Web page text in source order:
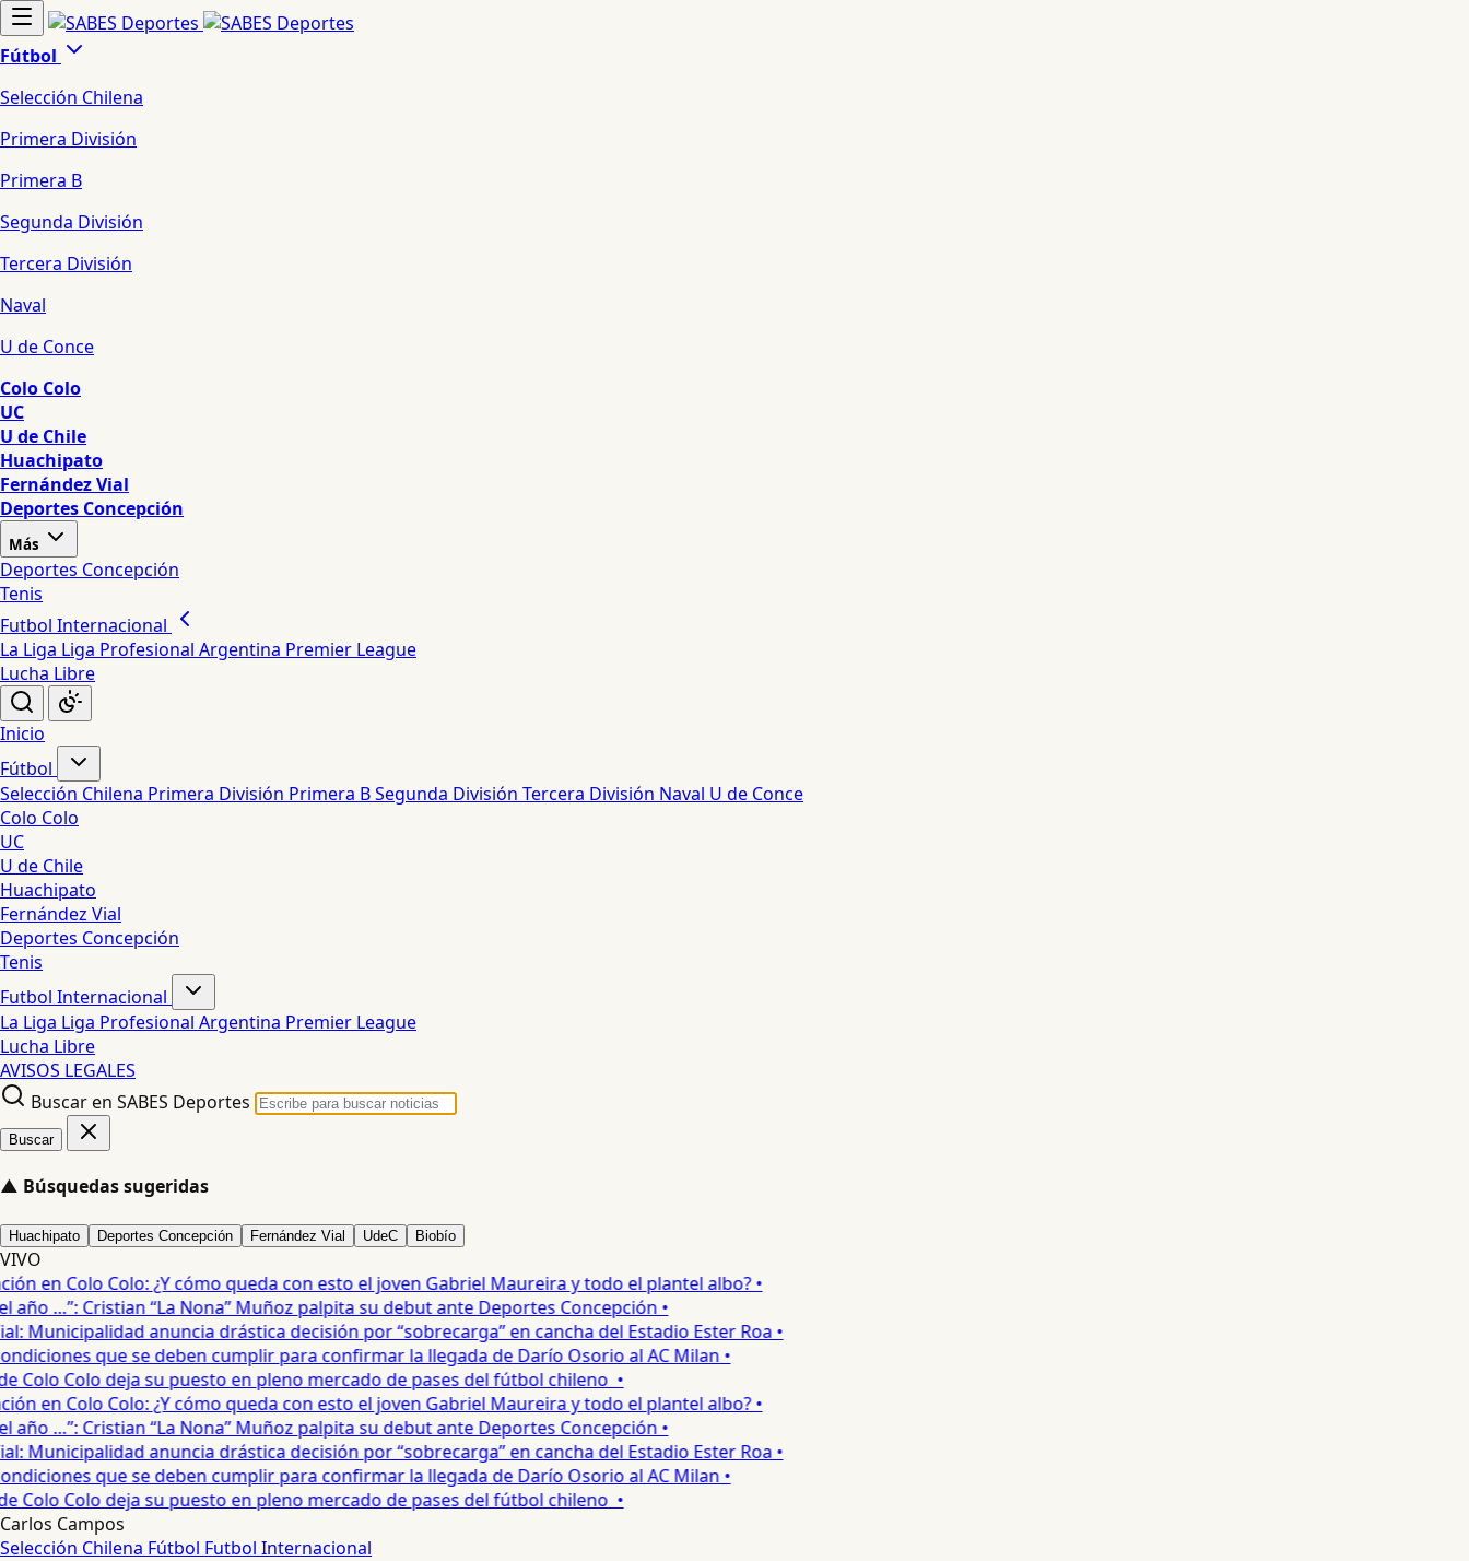
Fútbol
Selección Chilena
Primera División
Primera B
Segunda División
Tercera División
Naval
U de Conce
Colo Colo
UC
U de Chile
Huachipato
Fernández Vial
Deportes Concepción
Más
Deportes Concepción
Tenis
Futbol Internacional
La Liga Liga Profesional Argentina Premier League
Lucha Libre
Inicio
Fútbol
Selección Chilena Primera División Primera BSegunda División Tercera División Naval U de Conce
Colo Colo
UC
U de Chile
Huachipato
Fernández Vial
Deportes Concepción
Tenis
Futbol Internacional
La Liga Liga Profesional Argentina Premier League
Lucha Libre
AVISOS LEGALES
Buscar en SABES Deportes
Buscar
▲ Búsquedas sugeridas
Huachipato Deportes Concepción Fernández Vial UdeC Biobío
VIVO
en Colo Colo: ¿Y cómo queda con esto el joven Gabriel Maureira y todo el plantel albo? •
…”: Cristian “La Nona” Muñoz palpita su debut ante Deportes Concepción •
Municipalidad anuncia drástica decisión por “sobrecarga” en cancha del Estadio Ester Roa •
que se deben cumplir para confirmar la llegada de Darío Osorio al AC Milan •
Colo Colo deja su puesto en pleno mercado de pases del fútbol chileno •
en Colo Colo: ¿Y cómo queda con esto el joven Gabriel Maureira y todo el plantel albo? •
…”: Cristian “La Nona” Muñoz palpita su debut ante Deportes Concepción •
Municipalidad anuncia drástica decisión por “sobrecarga” en cancha del Estadio Ester Roa •
que se deben cumplir para confirmar la llegada de Darío Osorio al AC Milan •
Colo Colo deja su puesto en pleno mercado de pases del fútbol chileno •
Carlos Campos
Selección Chilena Fútbol Futbol Internacional